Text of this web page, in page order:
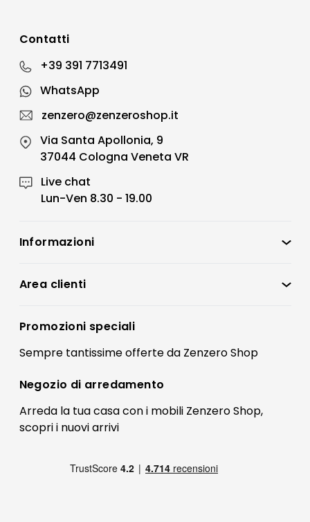
Contatti
+39 391 7713491
WhatsApp
zenzero@zenzeroshop.it
Via Santa Apollonia, 9
37044 Cologna Veneta VR
Live chat
Lun-Ven 8.30 - 19.00
Informazioni
Condizioni di vendita
Preferenze Cookies
Termini e condizioni
Contatti
FAQ
Pagamenti
Area clienti
Registrati
Il mio account
Promozioni speciali
Sempre tantissimeofferteda Zenzero Shop
Negozio di arredamento
Arreda la tua casa con i mobili Zenzero Shop,
scopri i nuovi arrivi